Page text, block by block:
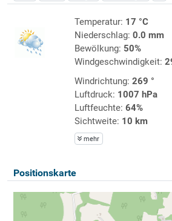
Temperatur: 17 °C
Niederschlag: 0.0 mm
Bewölkung: 50%
Windgeschwindigkeit:
Windrichtung: 269 °
Luftdruck: 1007 hPa
Luftfeuchte: 64%
Sichtweite: 10 km
mehr
Positionskarte